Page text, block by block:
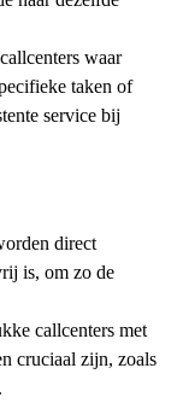
waar
taken of
service bij
direct
is, om zo de
callcenters met
cruciaal zijn, zoals